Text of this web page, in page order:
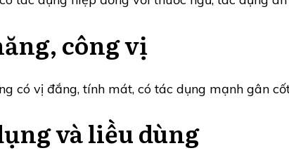
công vị
có vị đắng, tính mát, có tác dụng mạnh gân
và liều dùng